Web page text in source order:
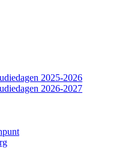
2025-2026
2026-2027